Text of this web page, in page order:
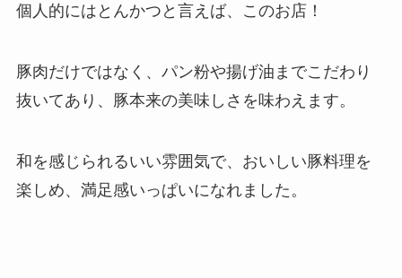
個人的にはとんかつと言えば、このお店！
豚肉だけではなく、パン粉や揚げ油までこだわり
抜いてあり、豚本来の美味しさを味わえます。
和を感じられるいい雰囲気で、おいしい豚料理を
楽しめ、満足感いっぱいになれました。